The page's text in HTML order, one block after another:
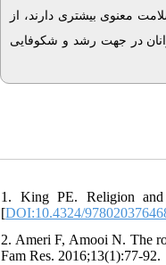
معنوی بیشتری دارند، از
در جهت رشد و شکوفایی
1. King PE. Religion and
[DOI:10.4324/
2. Ameri F, Amooi N. The
Fam Res. 2016;13(1):77-92.